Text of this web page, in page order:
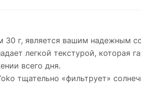
г, является вашим надежным
легкой текстурой, которая
всего дня.
тщательно «фильтрует»